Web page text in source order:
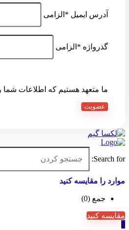
آدرس ایمیل * الزامی
گذرواژه * الزامی
ما متعهد هستیم که اطلاعات شما
عضویت
Search for:
موارد را مقایسه کنید
جمع (0
)
مقایسه کنید
0